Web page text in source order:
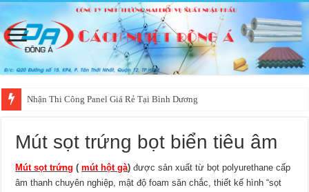
Nhận Thi Công Panel Giá Rẻ Tại Bình Dương
Mút sọt trứng bọt biển tiêu âm
Mút sọt trứng (mút hột gà) được sản xuất từ bọt polyurethane cấp
âm thanh chuyên nghiệp, mật độ foam săn chắc, thiết kế hình “sọt